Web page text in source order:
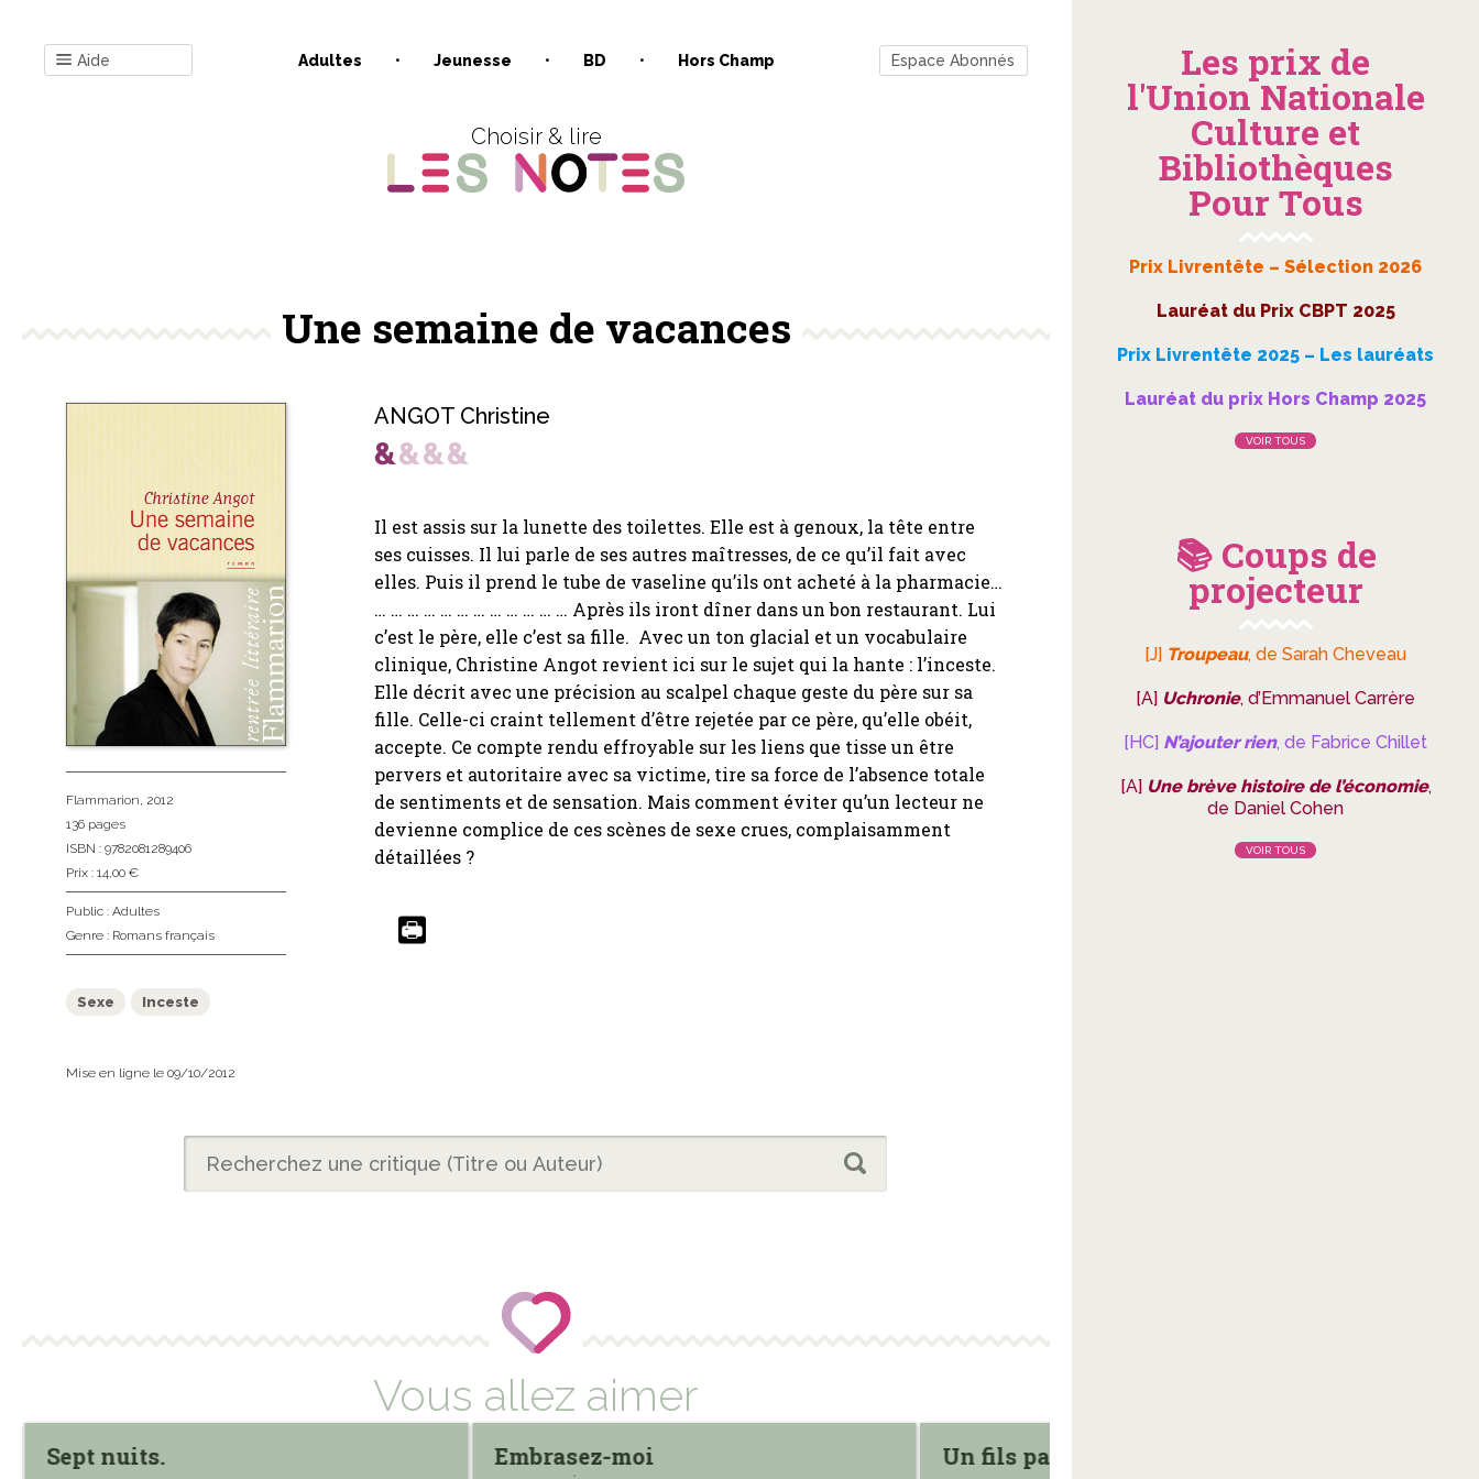
Aide Adultes Jeunesse BD Hors Champ Espace Abonnés
Choisir & lire
Une semaine de vacances
ANGOT Christine
Il est assis sur la lunette des toilettes. Elle est à genoux, la tête entre
ses cuisses. Il lui parle de ses autres maîtresses, de ce qu’il fait avec
elles. Puis il prend le tube de vaseline qu’ils ont acheté à la pharmacie…
… … … … … … … … … … … … Après ils iront dîner dans un bon restaurant. Lui
c’est le père, elle c’est sa fille. Avec un ton glacial et un vocabulaire
clinique, Christine Angot revient ici sur le sujet qui la hante : l’inceste.
Elle décrit avec une précision au scalpel chaque geste du père sur sa
fille. Celle-ci craint tellement d’être rejetée par ce père, qu’elle obéit,
accepte. Ce compte rendu effroyable sur les liens que tisse un être
pervers et autoritaire avec sa victime, tire sa force de l’absence totale
de sentiments et de sensation. Mais comment éviter qu’un lecteur ne
devienne complice de ces scènes de sexe crues, complaisamment
détaillées ?
Flammarion, 2012
136 pages
ISBN : 9782081289406
Prix : 14,00 €
Public : Adultes
Genre : Romans français
Sexe Inceste
Mise en ligne le 09/10/2012
Vous allez aimer
Sept nuits. Embrasez-moi Un fils parfait
Les prix de
l'Union Nationale
Culture et
Bibliothèques
Pour Tous
Prix Livrentête – Sélection 2026
Lauréat du Prix CBPT 2025
Prix Livrentête 2025 – Les lauréats
Lauréat du prix Hors Champ 2025
VOIR TOUS
📚 Coups de
projecteur
[J] Troupeau, de Sarah Cheveau
[A] Uchronie, d’Emmanuel Carrère
[HC] N’ajouter rien, de Fabrice Chillet
[A] Une brève histoire de l’économie,
de Daniel Cohen
VOIR TOUS